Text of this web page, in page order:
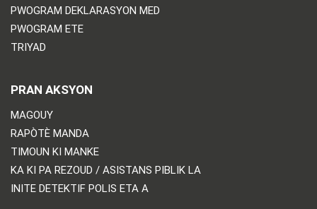
PWOGRAM DEKLARASYON MED
PWOGRAM ETE
TRIYAD
PRAN AKSYON
MAGOUY
RAPÒTÈ MANDA
TIMOUN KI MANKE
KA KI PA REZOUD / ASISTANS PIBLIK LA
INITE DETEKTIF POLIS ETA A